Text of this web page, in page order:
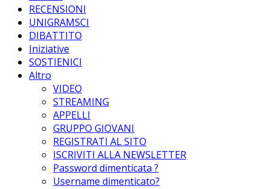
RECENSIONI
UNIGRAMSCI
DIBATTITO
Iniziative
SOSTIENICI
Altro
VIDEO
STREAMING
APPELLI
GRUPPO GIOVANI
REGISTRATI AL SITO
ISCRIVITI ALLA NEWSLETTER
Password dimenticata ?
Username dimenticato?